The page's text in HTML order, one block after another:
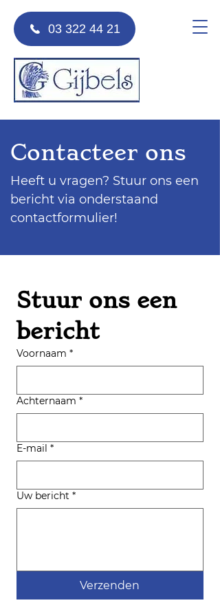
03 322 44 21
Contacteer ons
Heeft u vragen? Stuur ons een
bericht via onderstaand
contactformulier!
Stuur ons een
bericht
Voornaam *
Achternaam *
E-mail *
Uw bericht *
Verzenden